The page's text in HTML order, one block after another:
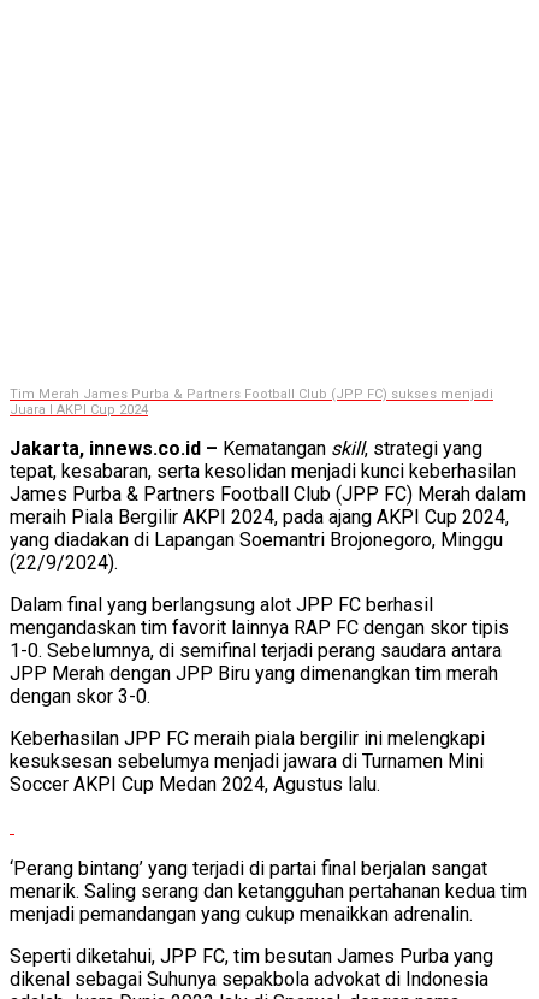
Tim Merah James Purba & Partners Football Club (JPP FC) sukses menjadi
Juara I AKPI Cup 2024
Jakarta, innews.co.id – Kematangan skill, strategi yang
tepat, kesabaran, serta kesolidan menjadi kunci keberhasilan
James Purba & Partners Football Club (JPP FC) Merah dalam
meraih Piala Bergilir AKPI 2024, pada ajang AKPI Cup 2024,
yang diadakan di Lapangan Soemantri Brojonegoro, Minggu
(22/9/2024).
Dalam final yang berlangsung alot JPP FC berhasil
mengandaskan tim favorit lainnya RAP FC dengan skor tipis
1-0. Sebelumnya, di semifinal terjadi perang saudara antara
JPP Merah dengan JPP Biru yang dimenangkan tim merah
dengan skor 3-0.
Keberhasilan JPP FC meraih piala bergilir ini melengkapi
kesuksesan sebelumya menjadi jawara di Turnamen Mini
Soccer AKPI Cup Medan 2024, Agustus lalu.
‘Perang bintang’ yang terjadi di partai final berjalan sangat
menarik. Saling serang dan ketangguhan pertahanan kedua tim
menjadi pemandangan yang cukup menaikkan adrenalin.
Seperti diketahui, JPP FC, tim besutan James Purba yang
dikenal sebagai Suhunya sepakbola advokat di Indonesia